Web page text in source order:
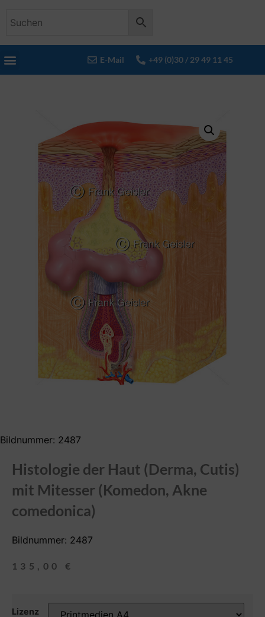
E-Mail +49 (0)30 / 29 49 11 45
Bildnummer: 2487
Histologie der Haut (Derma, Cutis)
mit Mitesser (Komedon, Akne
comedonica)
Bildnummer: 2487
135,00 €
Lizenz